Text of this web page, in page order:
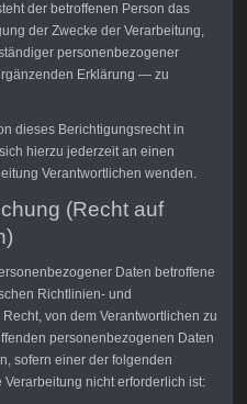
der betroffenen Person das
der Zwecke der Verarbeitung,
personenbezogener
Erklärung — zu
dieses Berichtigungsrecht in
hierzu jederzeit an einen
Verantwortlichen wenden.
(Recht auf
Daten betroffene
Richtlinien- und
von dem Verantwortlichen zu
personenbezogenen Daten
sofern einer der folgenden
nicht erforderlich ist: